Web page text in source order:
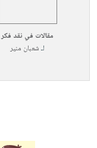
مقالات في نقد فكر
لـشعبان منير